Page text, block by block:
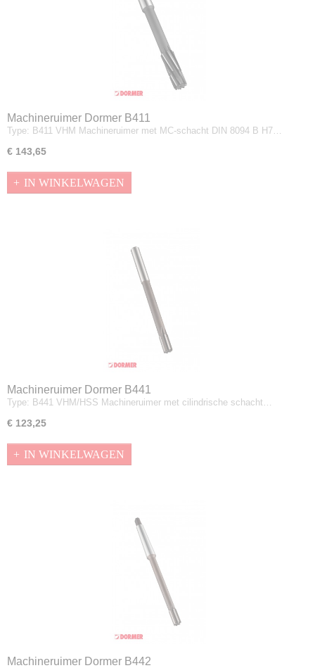
Machineruimer Dormer B411
Type: B411 VHM Machineruimer met MC-schacht DIN 8094 B H7…
€ 143,65
IN WINKELWAGEN
Machineruimer Dormer B441
Type: B441 VHM/HSS Machineruimer met cilindrische schacht…
€ 123,25
IN WINKELWAGEN
Machineruimer Dormer B442